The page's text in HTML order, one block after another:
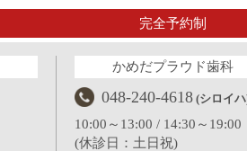
完全予約制
かめだプラウド歯科
048-240-4618 (シロイ
10:00～13:00 / 14:30～19:00
(休診日：土日祝)